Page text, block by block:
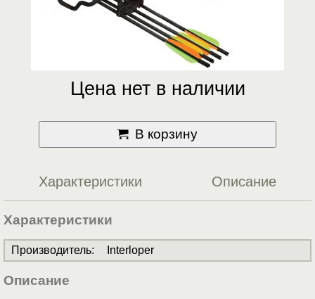
Цена нет в наличии
В корзину
Характеристики Описание
Характеристики
Производитель: Interloper
Описание